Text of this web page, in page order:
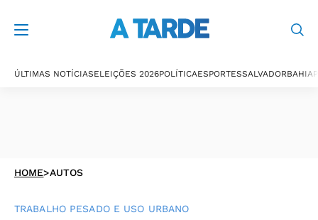
ÚLTIMAS NOTÍCIASELEIÇÕES 2026POLÍTICAESPORTESSALVADORBAHIA
HOME>AUTOS
TRABALHO PESADO E USO URBANO